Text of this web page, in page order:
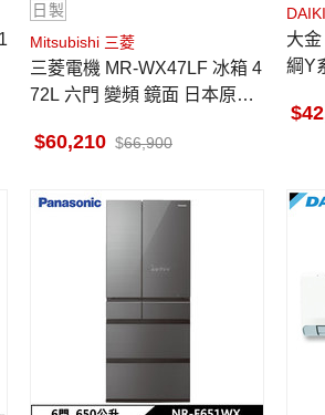
日製
Mitsubishi 三菱
三菱電機 MR-WX47LF 冰箱 4
72L 六門 變頻 鏡面 日本原裝
60,210 66,900
大金 RXM22YVLT 3坪適用 橫
綱Y